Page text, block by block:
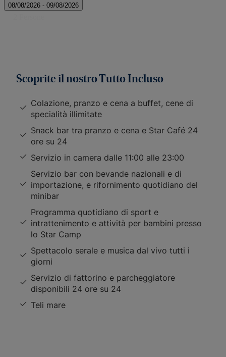
Scoprite il nostro Tutto Incluso
Colazione, pranzo e cena a buffet, cene di
specialità illimitate
Snack bar tra pranzo e cena e Star Café 24
ore su 24
Servizio in camera dalle 11:00 alle 23:00
Servizio bar con bevande nazionali e di
importazione, e rifornimento quotidiano del
minibar
Programma quotidiano di sport e
intrattenimento e attività per bambini presso
lo Star Camp
Spettacolo serale e musica dal vivo tutti i
giorni
Servizio di fattorino e parcheggiatore
disponibili 24 ore su 24
Teli mare